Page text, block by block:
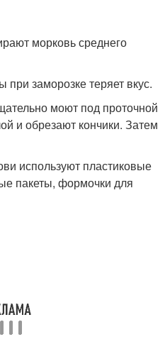
морковь среднего
заморозке теряет вкус.
моют под проточной
и обрезают кончики. Затем
используют пластиковые
пакеты, формочки для